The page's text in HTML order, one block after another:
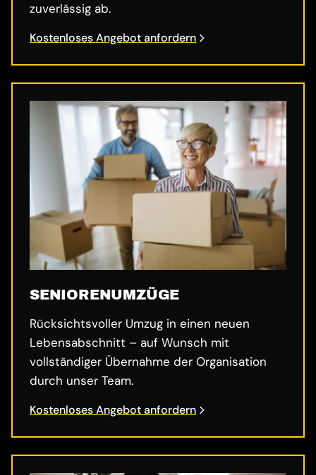
zuverlässig ab.
Kostenloses Angebot anfordern
SENIORENUMZÜGE
Rücksichtsvoller Umzug in einen neuen
Lebensabschnitt – auf Wunsch mit
vollständiger Übernahme der Organisation
durch unser Team.
Kostenloses Angebot anfordern